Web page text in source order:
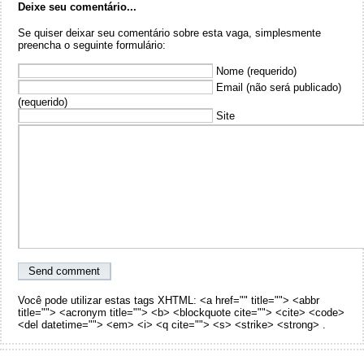
Deixe seu comentário...
Se quiser deixar seu comentário sobre esta vaga, simplesmente
preencha o seguinte formulário:
Nome (requerido)
Email (não será publicado)
(requerido)
Site
Você pode utilizar estas tags XHTML: <a href="" title=""> <abbr
title=""> <acronym title=""> <b> <blockquote cite=""> <cite> <code>
<del datetime=""> <em> <i> <q cite=""> <s> <strike> <strong> .